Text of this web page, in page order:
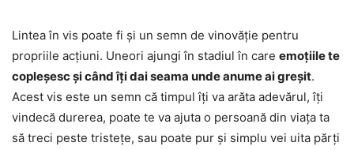
Lintea în vis poate fi și un semn de vinovăție pentru
propriile acțiuni. Uneori ajungi în stadiul în care emoțiile te
copleșesc și când îți dai seama unde anume ai greșit.
Acest vis este un semn că timpul îți va arăta adevărul, îți
vindecă durerea, poate te va ajuta o persoană din viața ta
să treci peste tristețe, sau poate pur și simplu vei uita părți